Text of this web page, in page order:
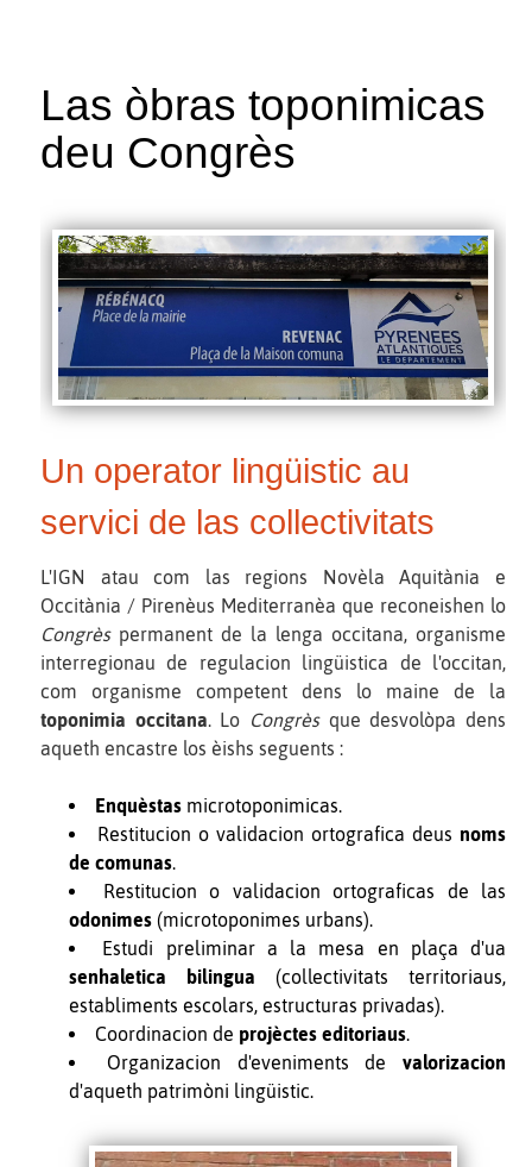
Las òbras toponimicas
deu Congrès
Un operator lingüistic au
servici de las collectivitats
L'IGN atau com las regions Novèla Aquitània e
Occitània / Pirenèus Mediterranèa que reconeishen lo
Congrèspermanent de la lenga occitana, organisme
interregionau de regulacion lingüistica de l'occitan,
com organisme competent dens lo maine de la
toponimia occitana. Lo Congrès que desvolòpa dens
aqueth encastre los èishs seguents :
Enquèstas microtoponimicas.
Restitucion o validacion ortografica deus noms
de comunas.
Restitucion o validacion ortograficas de las
odonimes (microtoponimes urbans).
Estudi preliminar a la mesa en plaça d'ua
senhaletica bilingua (collectivitats territoriaus,
establiments escolars, estructuras privadas).
Coordinacion de projèctes editoriaus.
Organizacion d'eveniments de valorizacion
d'aqueth patrimòni lingüistic.